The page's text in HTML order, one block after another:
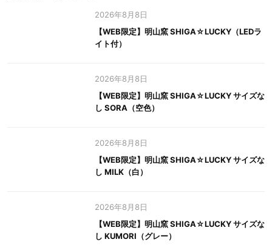
2026年8月8日
【WEB限定】明山窯 SHIGA☆LUCKY（LEDラ
イト付）
2026年8月8日
【WEB限定】明山窯 SHIGA☆LUCKY サイズな
し SORA（空色）
2026年8月8日
【WEB限定】明山窯 SHIGA☆LUCKY サイズな
し MILK（白）
2026年8月8日
【WEB限定】明山窯 SHIGA☆LUCKY サイズな
し KUMORI（グレー）